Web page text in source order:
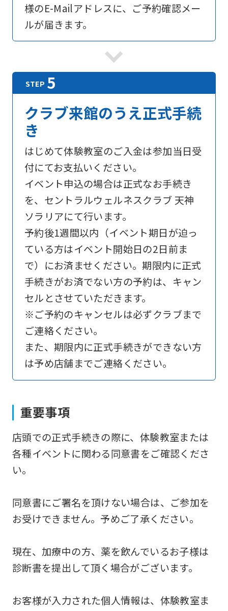
様のE-Mailアドレスに、ご予約確認メー
ルが届きます。
クラブ来館のうえ正式手続
き
はじめて体験教室のご入金は参加当日受
付にてお支払いください。
イベント申込の場合は正式なお手続き
を、セントラルウェルネスクラブ 天神
ソラリアにて行います。
予約後1週間以内（イベント期日が迫っ
ている方はイベント開始日の2日前ま
で）にお済ませください。期限内に正式
手続きがお済でない方の予約は、キャン
セルとさせていただきます。
※ご予約のキャンセルは必ずクラブまで
ご連絡ください。
また、期限内に正式手続きができない方
は予め店舗までご連絡ください。
重要事項
店頭での正式手続きの際に、体験教室または
各種イベントに関わる同意書をご確認くださ
い。
同意書にご署名を頂けない場合は、ご参加を
お受けできません。予めご了承ください。
現在、加療中の方、薬を飲んでいるお子様は
診断書を提出して頂く場合がございます。
お客様が入力された個人情報は、体験教室ま
For
foreigners
Central
Sports
website
is
automatically
translated
into
English.
Click
the
link
below
(start
translation)
to
return
top
page.
However,
you
use
an
automatic
translation
service,
the